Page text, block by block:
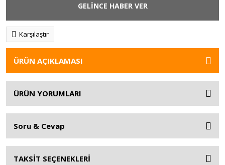
GELİNCE HABER VER
Karşılaştır
ÜRÜN AÇIKLAMASI
ÜRÜN YORUMLARI
Soru & Cevap
TAKSİT SEÇENEKLERİ